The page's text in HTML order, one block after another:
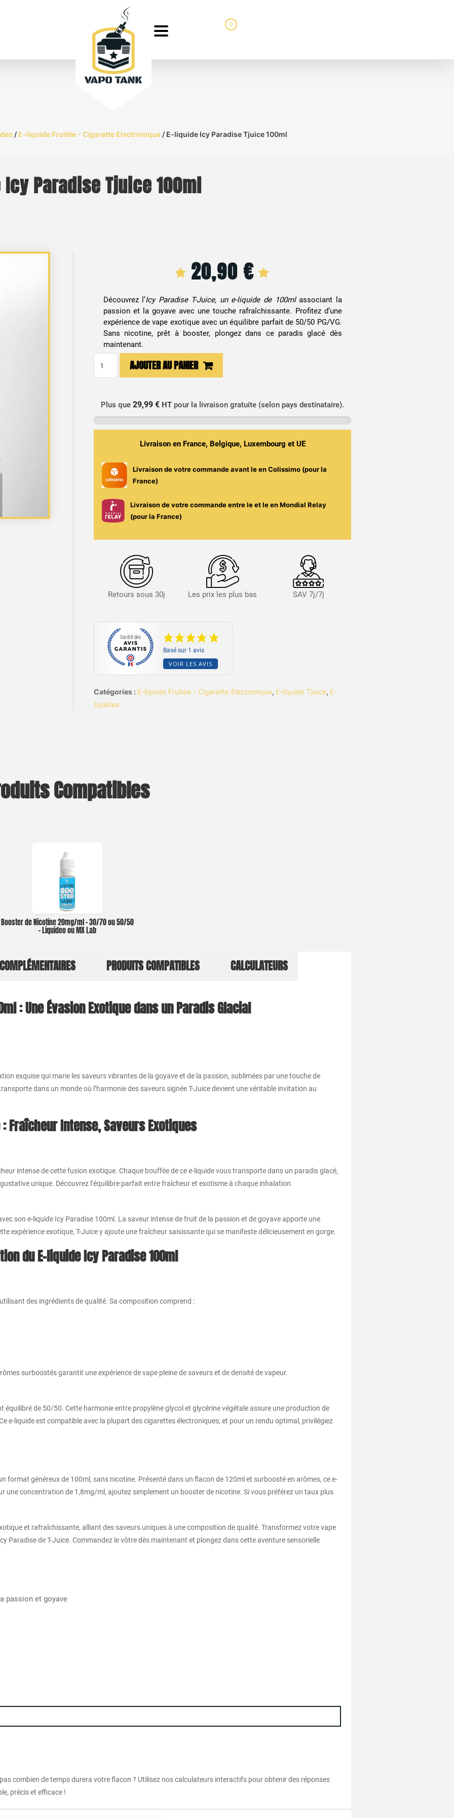
0
/ E-liquide Fruitée - Cigarette Electronique / E-liquide Icy Paradise Tjuice 100ml
Paradise Tjuice 100ml
20,90€
Découvrez l’Icy Paradise T-Juice, un e-liquide de 100mlassociant la
passion et la goyave avec une touche rafraîchissante. Profitez d’une
expérience de vape exotique avec un équilibre parfait de 50/50 PG/VG.
Sans nicotine, prêt à booster, plongez dans ce paradis glacé dès
maintenant.
Icy
Paradise
AJOUTER AU PANIER
Plus que29,99 € HT pour la livraison gratuite (selon pays destinataire).
Livraison en France, Belgique, Luxembourg et UE
Livraison de votre commande avant leen Colissimo (pour la
France)
Livraison de votre commande entre leet leen Mondial Relay
(pour la France)
Retours sous 30j Les prix les plus bas SAV 7j/7j
Basé sur 1 avis
VOIR LES AVIS
Catégories : E-liquide Fruitée - Cigarette Electronique, E-liquide Tjuice, E-
liquides
Compatibles
Booster de Nicotine 20mg/ml – 30/70 ou 50/50
– Liquideo ou MX Lab
PRODUITS COMPATIBLES CALCULATEURS
: Une Évasion Exotique dans un Paradis Glacial
exquise qui marie les saveurs vibrantes de la goyave et de la passion, sublimées par une touche de
dans un monde où l’harmonie des saveurs signée T-Juice devient une véritable invitation au
Fraîcheur Intense, Saveurs Exotiques
intense de cette fusion exotique. Chaque bouffée de ce e-liquide vous transporte dans un paradis glacé,
unique. Découvrez l’équilibre parfait entre fraîcheur et exotisme à chaque inhalation.
son e-liquide Icy Paradise 100ml. La saveur intense de fruit de la passion et de goyave apporte une
expérience exotique, T-Juice y ajoute une fraîcheur saisissante qui se manifeste délicieusement en gorge.
du E-liquide Icy Paradise 100ml
des ingrédients de qualité. Sa composition comprend :
surboostés garantit une expérience de vape pleine de saveurs et de densité de vapeur.
de 50/50. Cette harmonie entre propylène glycol et glycérine végétale assure une production de
e-liquide est compatible avec la plupart des cigarettes électroniques, et pour un rendu optimal, privilégiez
format généreux de 100ml, sans nicotine. Présenté dans un flacon de 120ml et surboosté en arômes, ce e-
une concentration de 1,8mg/ml, ajoutez simplement un booster de nicotine. Si vous préférez un taux plus
et rafraîchissante, alliant des saveurs uniques à une composition de qualité. Transformez votre vape
Paradise de T-Juice. Commandez le vôtre dès maintenant et plongez dans cette aventure sensorielle
passion et goyave
combien de temps durera votre flacon ? Utilisez nos calculateurs interactifs pour obtenir des réponses
précis et efficace !